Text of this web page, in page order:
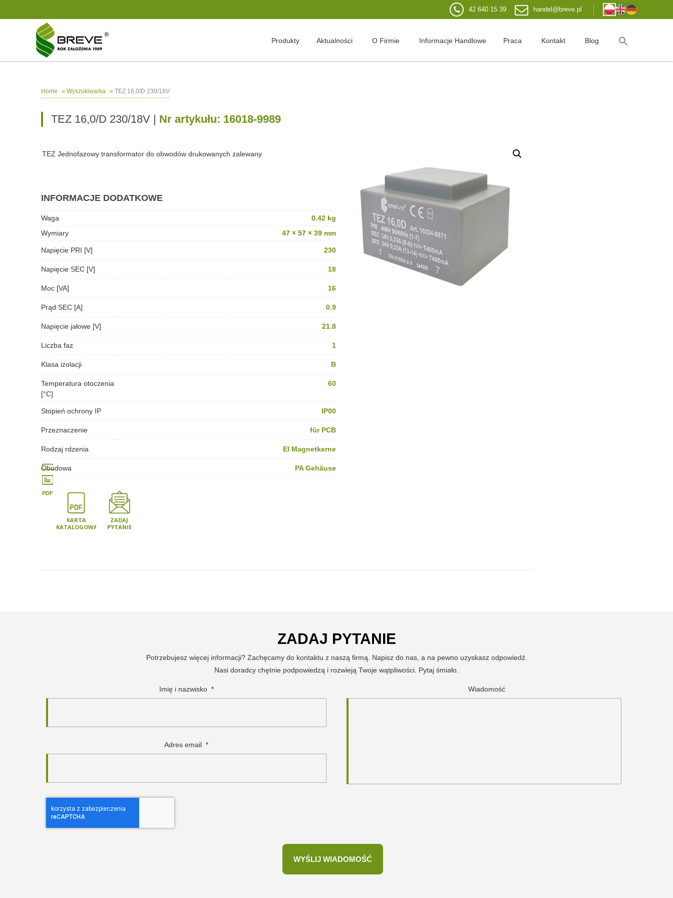
42 640 15 39 handel@breve.pl
Produkty Aktualności O Firmie Informacje Handlowe Praca Kontakt Blog
Home » Wyszukiwarka » TEZ 16,0/D 230/18V
TEZ 16,0/D 230/18V | Nr artykułu: 16018-9989
TEZ Jednofazowy transformator do obwodów drukowanych zalewany
INFORMACJE DODATKOWE
Waga
0.42 kg
Wymiary
47 × 57 × 39 mm
Napięcie PRI [V] 230
Napięcie SEC [V] 18
Moc [VA] 16
Prąd SEC [A] 0.9
Napięcie jałowe [V] 21.8
Liczba faz 1
Klasa izolacji B
Temperatura otoczenia
[°C]
60
Stopień ochrony IP IP00
Przeznaczenie für PCB
Rodzaj rdzenia EI Magnetkerne
Obudowa PA Gehäuse
PDF
KARTA
KATALOGOWA
ZADAJ
PYTANIE
ZADAJ PYTANIE
Potrzebujesz więcej informacji? Zachęcamy do kontaktu z naszą firmą. Napisz do nas, a na pewno uzyskasz odpowiedź.
Nasi doradcy chętnie podpowiedzą i rozwieją Twoje wątpliwości. Pytaj śmiało.
Imię i nazwisko *
Adres email *
Wiadomość